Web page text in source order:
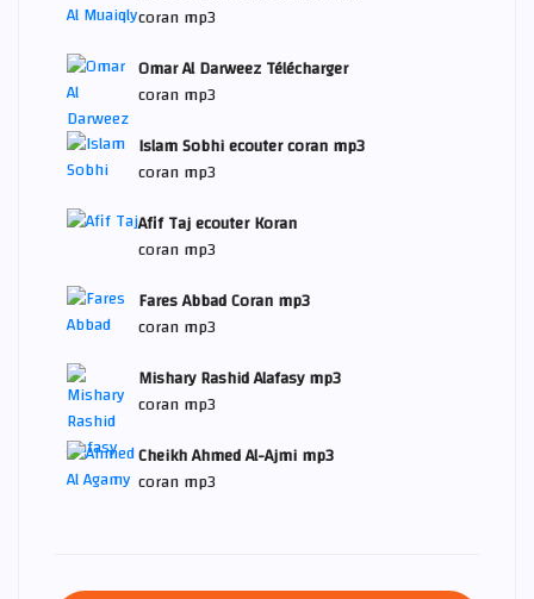
coran mp3
Omar Al Darweez Télécharger
coran mp3
Islam Sobhi ecouter coran mp3
coran mp3
Afif Taj ecouter Koran
coran mp3
Fares Abbad Coran mp3
coran mp3
Mishary Rashid Alafasy mp3
coran mp3
Cheikh Ahmed Al-Ajmi mp3
coran mp3